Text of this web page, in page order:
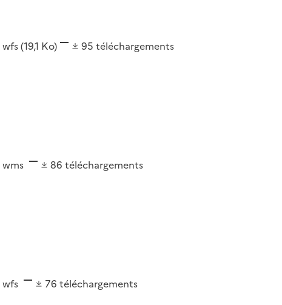
wfs(19,1 Ko) 95 téléchargements
wms 86 téléchargements
wfs 76 téléchargements